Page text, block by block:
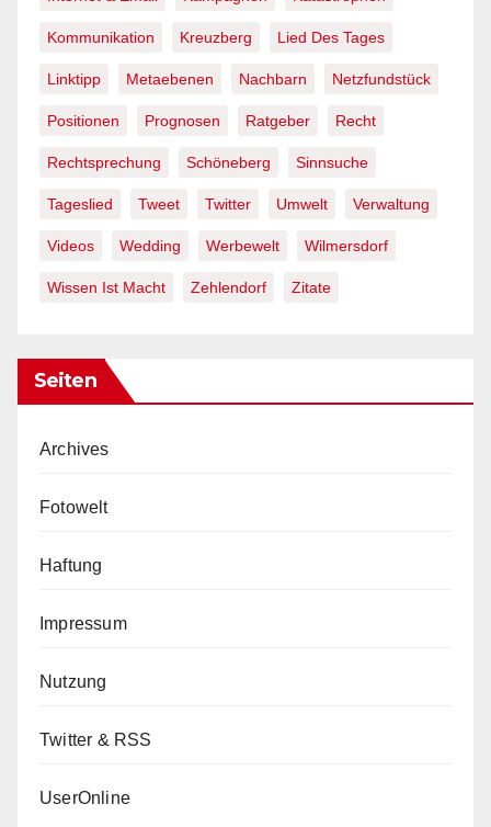
Kommunikation Kreuzberg Lied Des Tages
Linktipp Metaebenen Nachbarn Netzfundstück
Positionen Prognosen Ratgeber Recht
Rechtsprechung Schöneberg Sinnsuche
Tageslied Tweet Twitter Umwelt Verwaltung
Videos Wedding Werbewelt Wilmersdorf
Wissen Ist Macht Zehlendorf Zitate
Seiten
Archives
Fotowelt
Haftung
Impressum
Nutzung
Twitter & RSS
UserOnline